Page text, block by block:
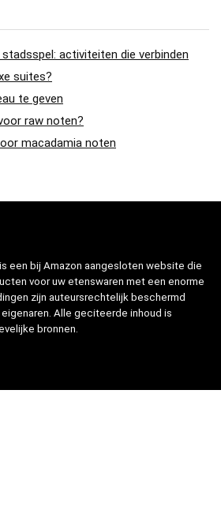
activiteiten die verbinden
suites?
te geven
raw noten?
macadamia noten
een bij Amazon aangesloten website die
voor uw etenswaren met een enorme
zijn auteursrechtelijk beschermd
Alle geciteerde inhoud is
bronnen.